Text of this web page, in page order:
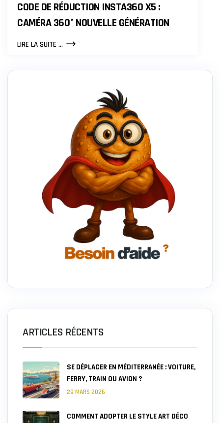
CODE DE RÉDUCTION INSTA360 X5 :
CAMÉRA 360° NOUVELLE GÉNÉRATION
LIRE LA SUITE ...CODE
INSTA360
NOUVELLE
GÉNÉRATION
ARTICLES RÉCENTS
SE DÉPLACER EN MÉDITERRANÉE : VOITURE,
FERRY, TRAIN OU AVION ?
29 MARS 2026
COMMENT ADOPTER LE STYLE ART DÉCO